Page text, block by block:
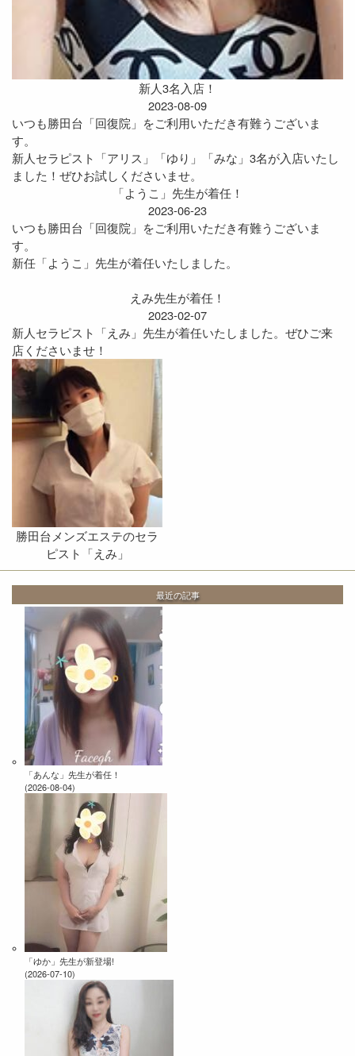
新人3名入店！
2023-08-09
いつも勝田台「回復院」をご利用いただき有難うございま
す。
新人セラピスト「アリス」「ゆり」「みな」3名が入店いたし
ました！ぜひお試しくださいませ。
「ようこ」先生が着任！
2023-06-23
いつも勝田台「回復院」をご利用いただき有難うございま
す。
新任「ようこ」先生が着任いたしました。
えみ先生が着任！
2023-02-07
新人セラピスト「えみ」先生が着任いたしました。ぜひご来
店くださいませ！
勝田台メンズエステのセラ
ピスト「えみ」
最近の記事
「あんな」先生が着任！
(2026-08-04)
「ゆか」先生が新登場!
(2026-07-10)